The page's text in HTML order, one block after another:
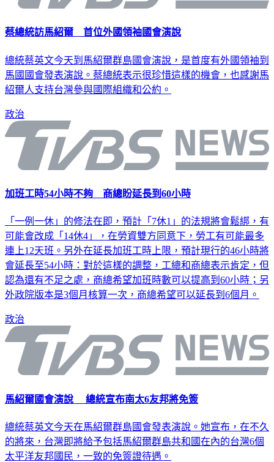
蔡總統訪馬紹爾 首位外國領袖國會演說
總統蔡英文今天到馬紹爾群島國會演說，是首度有外國領袖到
馬國國會發表演說。蔡總統表示很珍惜這樣的機會，也感謝馬
紹爾人支持台灣參與國際組織和公約。
政治
加班工時54小時不夠 商總盼延長到60小時
「一例一休」的修法在即，預計「7休1」的法規將會鬆綁，有
可能會改成「14休4」，在勞資雙方同意下，勞工有可能最多
連上12天班。另外在延長加班工時上限，預計現行的46小時將
會延長至54小時：對於這樣的調整，工總和商總表示肯定，但
認為還有不足之處，商總希望加班時數可以提高到60小時；另
外政院版本是3個月核算一次，商總希望可以延長到6個月。
政治
馬紹爾國會演說 總統宣布南太6友邦將免簽
總統蔡英文今天在馬紹爾群島國會發表演說。她宣布，在不久
的將來，台灣即將給予包括馬紹爾群島共和國在內的台灣6個
太平洋友邦國民，一致的免簽證待遇。